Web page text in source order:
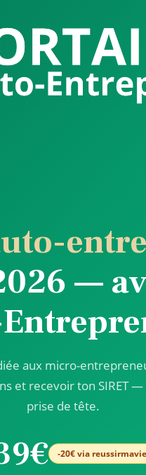
—
aux micro-
et recevoir ton SIRET —
prise de tête.
-20€ via reussirmavie